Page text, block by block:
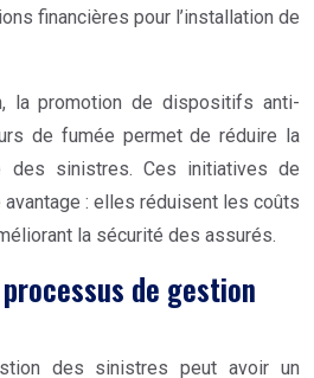
financières pour l’installation de
la promotion de dispositifs anti-
de fumée permet de réduire la
des sinistres. Ces initiatives de
: elles réduisent les coûts
la sécurité des assurés.
de gestion
des sinistres peut avoir un